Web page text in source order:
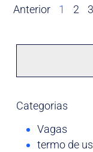
Anterior 1 2 3
Categorias
Vagas
termo de